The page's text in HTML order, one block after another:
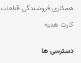
همکاری فروشندگی قطعات
کارت هدیه
دسترسی ها